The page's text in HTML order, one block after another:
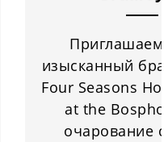
Приглашаем
изысканный
Four Seasons
at the
очарование